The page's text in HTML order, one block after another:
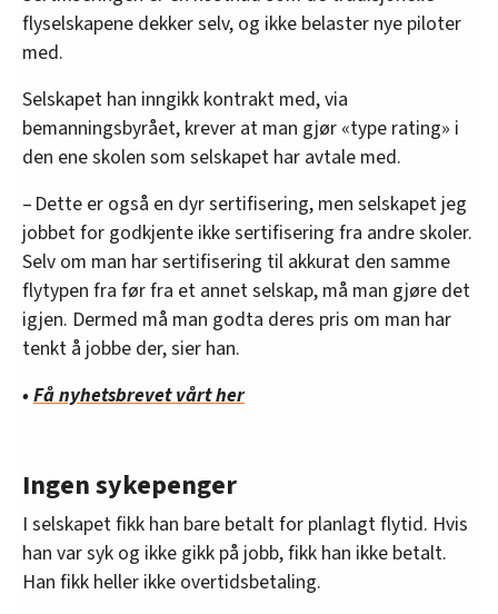
flyselskapene dekker selv, og ikke belaster nye piloter
med.
Selskapet han inngikk kontrakt med, via
bemanningsbyrået, krever at man gjør «type rating» i
den ene skolen som selskapet har avtale med.
– Dette er også en dyr sertifisering, men selskapet jeg
jobbet for godkjente ikke sertifisering fra andre skoler.
Selv om man har sertifisering til akkurat den samme
flytypen fra før fra et annet selskap, må man gjøre det
igjen. Dermed må man godta deres pris om man har
tenkt å jobbe der, sier han.
•Få nyhetsbrevet vårt her
Ingen sykepenger
I selskapet fikk han bare betalt for planlagt flytid. Hvis
han var syk og ikke gikk på jobb, fikk han ikke betalt.
Han fikk heller ikke overtidsbetaling.